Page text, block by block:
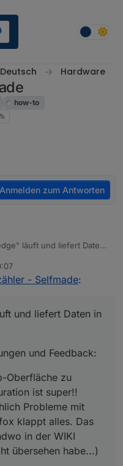
Deutsch Hardware
how-to
Anmelden zum Antworten
läuft und liefert Daten
und Feedback:
tatsächlich Probleme mit
Firefox klappt alles. Das
irgendwo in der WIKI
es nicht übersehen
der analogen ROIs
ROIs überschrieben
Werte zu setzen. Ich
und direkt in der
nicht ganz klar, ob diese
dieselbe Funktion haben
einzubauen, um einen
oder zumindest
und dann zu
vor allem an die vielen
ansammeln.
- Selfmade:
und liefert Daten in
und Feedback:
Oberfläche zu
ist super!!
Probleme mit
klappt alles. Das
in der WIKI
übersehen habe...)